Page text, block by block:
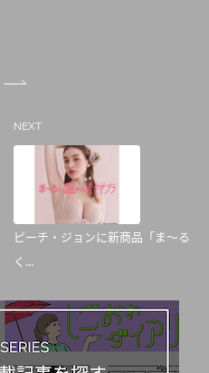
NEXT
ピーチ・ジョンに新商品「ま～る
く...